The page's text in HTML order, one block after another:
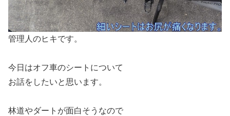
管理人のヒキです。
今日はオフ車のシートについて
お話をしたいと思います。
林道やダートが面白そうなので